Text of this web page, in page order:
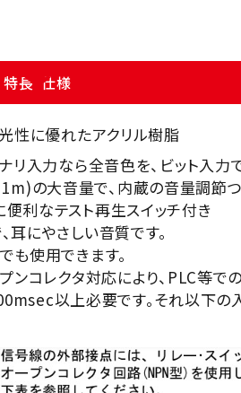
特長・仕様
性に優れたアクリル樹脂
入力なら全音色を、ビット入力
の大音量で、内蔵の音量調節つ
利なテスト再生スイッチ付き
にやさしい音質です。
使用できます。
コレクタ対応により、PLC等で
以上必要です。それ以下の